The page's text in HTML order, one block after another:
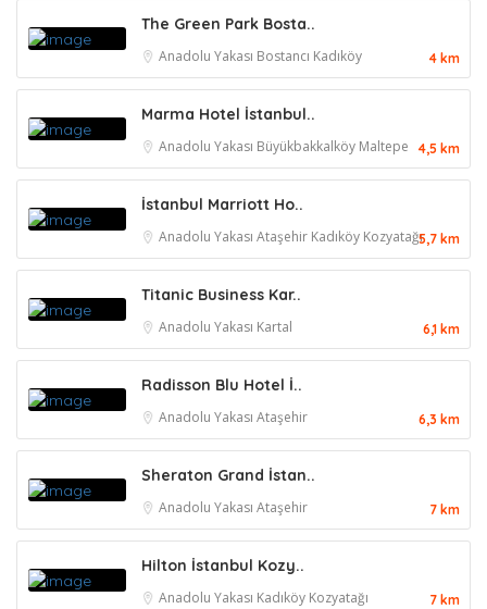
The Green Park Bosta..
Anadolu Yakası Bostancı Kadıköy 4 km
Marma Hotel İstanbul..
Anadolu Yakası Büyükbakkalköy Maltepe 4,5 km
İstanbul Marriott Ho..
Anadolu Yakası Ataşehir Kadıköy Kozyatağı5,7 km
Titanic Business Kar..
Anadolu Yakası Kartal 6,1 km
Radisson Blu Hotel İ..
Anadolu Yakası Ataşehir 6,3 km
Sheraton Grand İstan..
Anadolu Yakası Ataşehir 7 km
Hilton İstanbul Kozy..
Anadolu Yakası Kadıköy Kozyatağı 7 km